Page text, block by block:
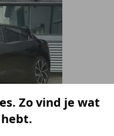
90 kWh l 84% SOH l
Zo vind je wat